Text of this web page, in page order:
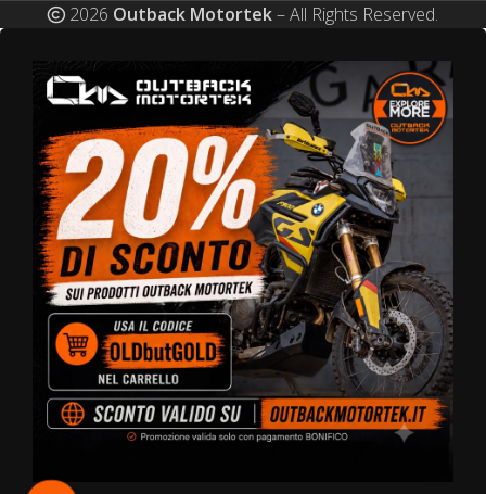
2026 Outback Motortek– All Rights Reserved.